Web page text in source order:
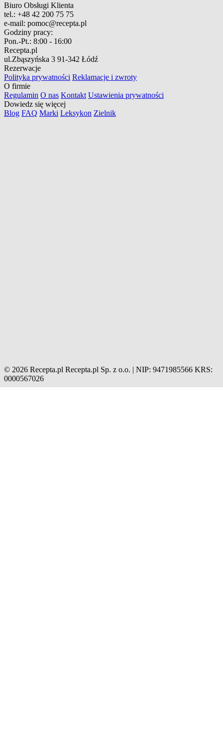
Biuro Obsługi Klienta
tel.: +48 42 200 75 75
e-mail: pomoc@recepta.pl
Godziny pracy:
Pon.-Pt.: 8:00 - 16:00
Recepta.pl
ul.Zbąszyńska 3 91-342 Łódź
Rezerwacje
Polityka prywatności Reklamacje i zwroty
O firmie
Regulamin O nas Kontakt Ustawienia prywatności
Dowiedz się więcej
Blog FAQ Marki Leksykon Zielnik
© 2026 Recepta.pl Recepta.pl Sp. z o.o. | NIP: 9471985566 KRS:
0000567026